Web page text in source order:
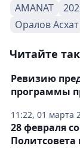
AMANAT
Оралов Асхат
Читайте
11:22, 01 марта
Ревизию
программы
28 февраля